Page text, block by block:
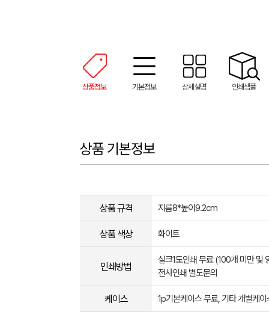
상품정보 기본정보 상세설명 인쇄샘플
상품 기본정보
상품 규격 지름8*높이9.2cm
상품 색상 화이트
인쇄방법
실크1도인쇄 무료 (100개 미만 및
전사인쇄 별도문의
케이스 1p기본케이스 무료, 기타 개별케